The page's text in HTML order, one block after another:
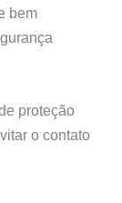
bem
proteção
o contato